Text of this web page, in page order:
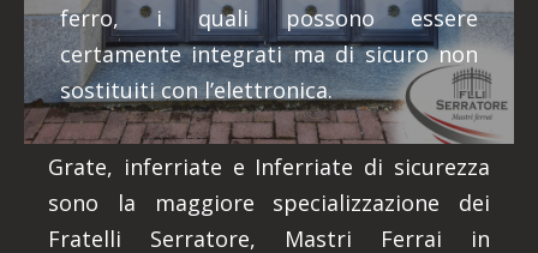
ferro, i quali possono essere
certamente integrati ma di sicuro non
sostituiti con l’elettronica.
Grate, inferriate e Inferriate di sicurezza
sono la maggiore specializzazione dei
Fratelli Serratore, Mastri Ferrai in